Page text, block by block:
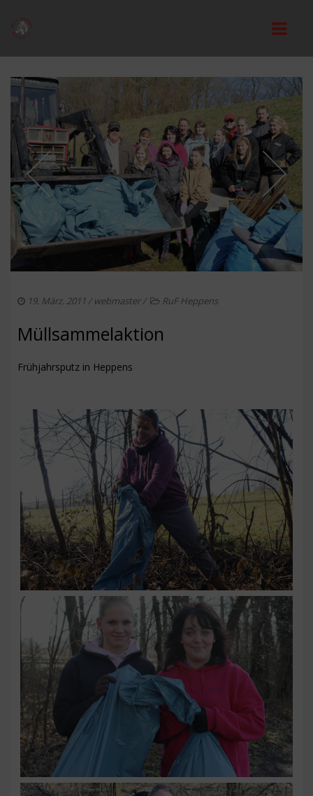
STARTSEITE
VEREIN
VORSTAND
REITANLAGE
REITUNTERRICHT
MITGLIEDSCHAFT
VEREINSORDNUNGEN
ARBEITSDIENST
KONTAKT
IMPRESSUM
19. März. 2011 / webmaster/ RuF Heppens
Müllsammelaktion
Frühjahrsputz in Heppens